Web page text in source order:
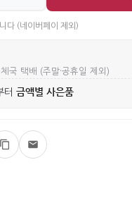
다 (네이버페이 제외)
국 택배 (주말·공휴일 제외)
터 금액별 사은품